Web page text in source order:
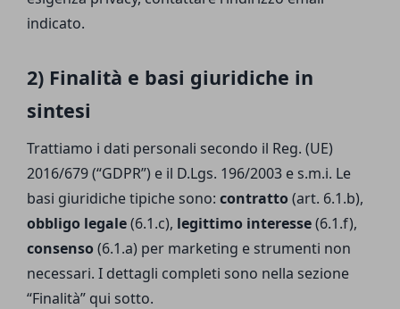
indicato.
2) Finalità e basi giuridiche in
sintesi
Trattiamo i dati personali secondo il Reg. (UE)
2016/679 (“GDPR”) e il D.Lgs. 196/2003 e s.m.i. Le
basi giuridiche tipiche sono: contratto(art. 6.1.b),
obbligo legale(6.1.c), legittimo interesse(6.1.f),
consenso(6.1.a) per marketing e strumenti non
necessari. I dettagli completi sono nella sezione
“Finalità” qui sotto.